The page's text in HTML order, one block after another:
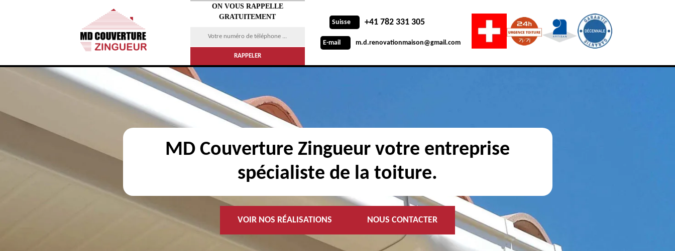
ON VOUS RAPPELLE
GRATUITEMENT
Suisse +41 782 331 305
E-mail m.d.renovationmaison@gmail.com
MD Couverture Zingueur votre entreprise
spécialiste de la toiture.
VOIR NOS RÉALISATIONS NOUS CONTACTER